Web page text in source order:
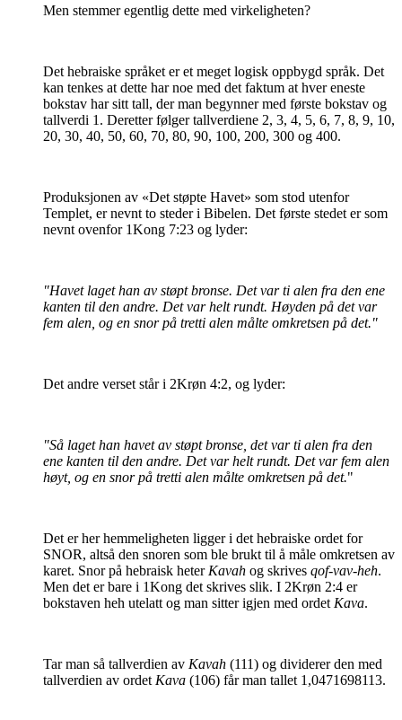
Men stemmer egentlig dette med virkeligheten?
Det hebraiske språket er et meget logisk oppbygd språk. Det
kan tenkes at dette har noe med det faktum at hver eneste
bokstav har sitt tall, der man begynner med første bokstav og
tallverdi 1. Deretter følger tallverdiene 2, 3, 4, 5, 6, 7, 8, 9, 10,
20, 30, 40, 50, 60, 70, 80, 90, 100, 200, 300 og 400.
Produksjonen av «Det støpte Havet» som stod utenfor
Templet, er nevnt to steder i Bibelen. Det første stedet er som
nevnt ovenfor 1Kong 7:23 og lyder:
"Havet laget han av støpt bronse. Det var ti alen fra den ene
kanten til den andre. Det var helt rundt. Høyden på det var
fem alen, og en snor på tretti alen målte omkretsen på det."
Det andre verset står i 2Krøn 4:2, og lyder:
"Så laget han havet av støpt bronse, det var ti alen fra den
ene kanten til den andre. Det var helt rundt. Det var fem alen
høyt, og en snor på tretti alen målte omkretsen på det."
Det er her hemmeligheten ligger i det hebraiske ordet for
SNOR, altså den snoren som ble brukt til å måle omkretsen av
karet. Snor på hebraisk heter Kavah og skrives qof-vav-heh.
Men det er bare i 1Kong det skrives slik. I 2Krøn 2:4 er
bokstaven heh utelatt og man sitter igjen med ordet Kava.
Tar man så tallverdien av Kavah (111) og dividerer den med
tallverdien av ordet Kava (106) får man tallet 1,0471698113.